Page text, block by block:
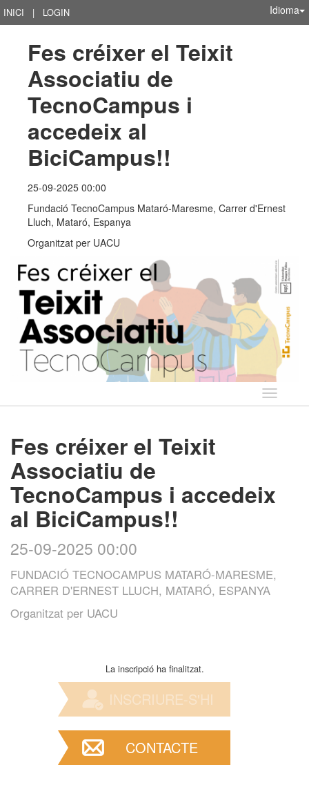
INICI | LOGIN Idioma
Fes créixer el Teixit
Associatiu de
TecnoCampus i
accedeix al
BiciCampus!!
25-09-2025 00:00
Fundació TecnoCampus Mataró-Maresme, Carrer d'Ernest
Lluch, Mataró, Espanya
Organitzat per UACU
Idioma
Fes créixer el Teixit
Associatiu de
TecnoCampus i accedeix
al BiciCampus!!
25-09-2025 00:00
FUNDACIÓ TECNOCAMPUS MATARÓ-MARESME,
CARRER D'ERNEST LLUCH, MATARÓ, ESPANYA
Organitzat per UACU
La inscripció ha finalitzat.
INSCRIURE-S'HI
CONTACTE